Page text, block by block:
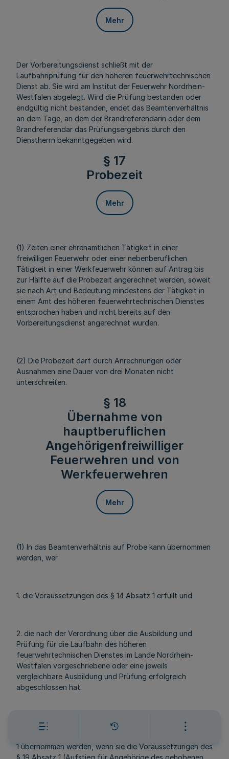
Mehr
Der Vorbereitungsdienst schließt mit der
Laufbahnprüfung für den höheren feuerwehrtechnischen
Dienst ab. Sie wird am Institut der Feuerwehr Nordrhein-
Westfalen abgelegt. Wird die Prüfung bestanden oder
endgültig nicht bestanden, endet das Beamtenverhältnis
an dem Tage, an dem der Brandreferendarin oder dem
Brandreferendar das Prüfungsergebnis durch den
Dienstherrn bekanntgegeben wird.
§ 17
Probezeit
Mehr
(1) Zeiten einer ehrenamtlichen Tätigkeit in einer
freiwilligen Feuerwehr oder einer nebenberuflichen
Tätigkeit in einer Werkfeuerwehr können auf Antrag bis
zur Hälfte auf die Probezeit angerechnet werden, soweit
sie nach Art und Bedeutung mindestens der Tätigkeit in
einem Amt des höheren feuerwehrtechnischen Dienstes
entsprochen haben und nicht bereits auf den
Vorbereitungsdienst angerechnet wurden.
(2) Die Probezeit darf durch Anrechnungen oder
Ausnahmen eine Dauer von drei Monaten nicht
unterschreiten.
§ 18
Übernahme von
hauptberuflichen
Angehörigenfreiwilliger
Feuerwehren und von
Werkfeuerwehren
Mehr
(1) In das Beamtenverhältnis auf Probe kann übernommen
werden, wer
1. die Voraussetzungen des § 14 Absatz 1 erfüllt und
2. die nach der Verordnung über die Ausbildung und
Prüfung für die Laufbahn des höheren
feuerwehrtechnischen Dienstes im Lande Nordrhein-
Westfalen vorgeschriebene oder eine jeweils
vergleichbare Ausbildung und Prüfung erfolgreich
abgeschlossen hat.
(2) Angehörige von Werkfeuerwehren können auch ohne
1 übernommen werden, wenn sie die Voraussetzungen des
§ 19 Absatz 1 (Aufstieg für Angehörige des gehobenen